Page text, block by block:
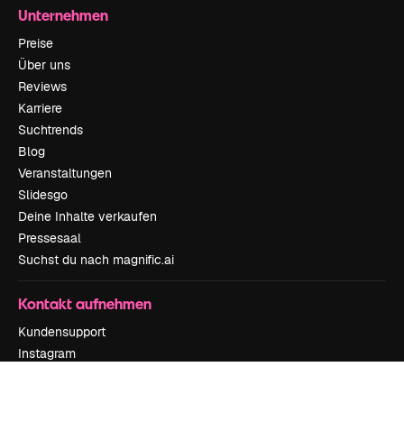
Unternehmen
Preise
Über uns
Reviews
Karriere
Suchtrends
Blog
Veranstaltungen
Slidesgo
Deine Inhalte verkaufen
Pressesaal
Suchst du nach magnific.ai
Kontakt aufnehmen
Kundensupport
Instagram